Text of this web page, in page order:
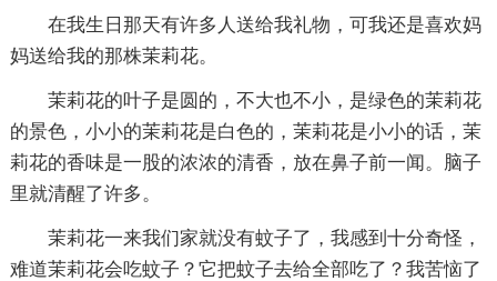
在我生日那天有许多人送给我礼物，可我还是喜欢妈
妈送给我的那株茉莉花。
茉莉花的叶子是圆的，不大也不小，是绿色的茉莉花
的景色，小小的茉莉花是白色的，茉莉花是小小的话，茉
莉花的香味是一股的浓浓的清香，放在鼻子前一闻。脑子
里就清醒了许多。
茉莉花一来我们家就没有蚊子了，我感到十分奇怪，
难道茉莉花会吃蚊子？它把蚊子去给全部吃了？我苦恼了